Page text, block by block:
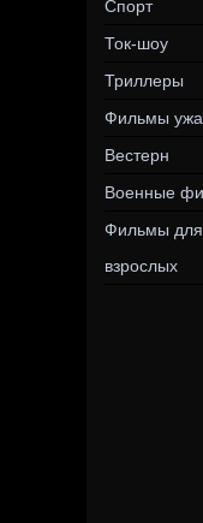
Спорт
Ток-шоу
Триллеры
Фильмы
Вестерн
Военные
Фильмы для
взрослых